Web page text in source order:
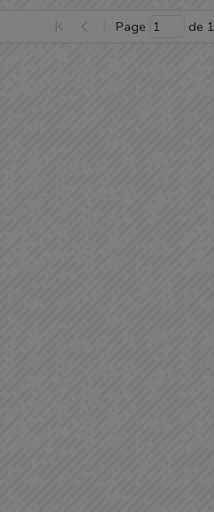
Page de 1